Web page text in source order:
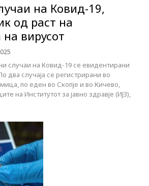
на Ковид-19,
од раст на
вирусот
случаи на Ковид-19 се евидентирани
два случаја се регистрирани во
по еден во Скопје и во Кичево,
на Институтот за јавно здравје (ИЈЗ),